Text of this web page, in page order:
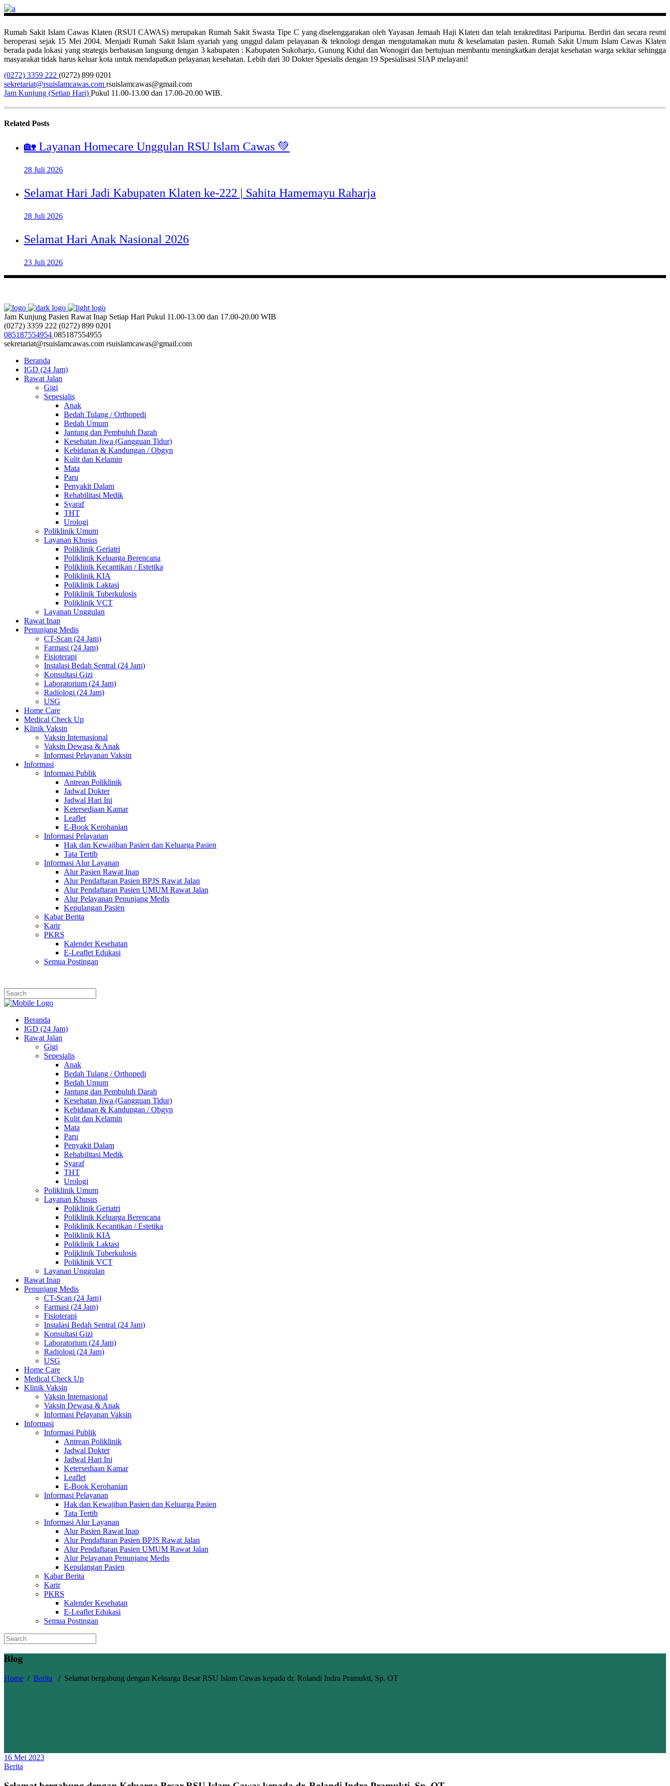
Rumah Sakit Islam Cawas Klaten (RSUI CAWAS) merupakan Rumah Sakit Swasta Tipe C yang diselenggarakan oleh Yayasan Jemaah Haji Klaten dan telah terakreditasi Paripurna. Berdiri dan secara resmi
beroperasi sejak 15 Mei 2004. Menjadi Rumah Sakit Islam syariah yang unggul dalam pelayanan & teknologi dengan mengutamakan mutu & keselamatan pasien. Rumah Sakit Umum Islam Cawas Klaten
berada pada lokasi yang strategis berbatasan langsung dengan 3 kabupaten : Kabupaten Sukoharjo, Gunung Kidul dan Wonogiri dan bertujuan membantu meningkatkan derajat kesehatan warga sekitar sehingga
masyarakat tidak harus keluar kota untuk mendapatkan pelayanan kesehatan. Lebih dari 30 Dokter Spesialis dengan 19 Spesialisasi SIAP melayani!
(0272) 3359 222 (0272) 899 0201
sekretariat@rsuislamcawas.com rsuislamcawas@gmail.com
Jam Kunjung (Setiap Hari) Pukul 11.00-13.00 dan 17.00-20.00 WIB.
Related Posts
🏡 Layanan Homecare Unggulan RSU Islam Cawas 💚
28 Juli 2026
Selamat Hari Jadi Kabupaten Klaten ke-222 | Sahita Hamemayu Raharja
28 Juli 2026
Selamat Hari Anak Nasional 2026
23 Juli 2026
Jam Kunjung Pasien Rawat Inap Setiap Hari Pukul 11.00-13.00 dan 17.00-20.00 WIB
(0272) 3359 222 (0272) 899 0201
085187554954 085187554955
sekretariat@rsuislamcawas.com rsuislamcawas@gmail.com
Beranda
IGD (24 Jam)
Rawat Jalan
Gigi
Sepesialis
Anak
Bedah Tulang / Orthopedi
Bedah Umum
Jantung dan Pembuluh Darah
Kesehatan Jiwa (Gangguan Tidur)
Kebidanan & Kandungan / Obgyn
Kulit dan Kelamin
Mata
Paru
Penyakit Dalam
Rehabilitasi Medik
Syaraf
THT
Urologi
Poliklinik Umum
Layanan Khusus
Poliklinik Geriatri
Poliklinik Keluarga Berencana
Poliklinik Kecantikan / Estetika
Poliklinik KIA
Poliklinik Laktasi
Poliklinik Tuberkulosis
Poliklinik VCT
Layanan Unggulan
Rawat Inap
Penunjang Medis
CT-Scan (24 Jam)
Farmasi (24 Jam)
Fisioterapi
Instalasi Bedah Sentral (24 Jam)
Konsultasi Gizi
Laboratorium (24 Jam)
Radiologi (24 Jam)
USG
Home Care
Medical Check Up
Klinik Vaksin
Vaksin Internasional
Vaksin Dewasa & Anak
Informasi Pelayanan Vaksin
Informasi
Informasi Publik
Antrean Poliklinik
Jadwal Dokter
Jadwal Hari Ini
Ketersediaan Kamar
Leaflet
E-Book Kerohanian
Informasi Pelayanan
Hak dan Kewajiban Pasien dan Keluarga Pasien
Tata Tertib
Informasi Alur Layanan
Alur Pasien Rawat Inap
Alur Pendaftaran Pasien BPJS Rawat Jalan
Alur Pendaftaran Pasien UMUM Rawat Jalan
Alur Pelayanan Penunjang Medis
Kepulangan Pasien
Kabar Berita
Karir
PKRS
Kalender Kesehatan
E-Leaflet Edukasi
Semua Postingan
Beranda
IGD (24 Jam)
Rawat Jalan
Gigi
Sepesialis
Anak
Bedah Tulang / Orthopedi
Bedah Umum
Jantung dan Pembuluh Darah
Kesehatan Jiwa (Gangguan Tidur)
Kebidanan & Kandungan / Obgyn
Kulit dan Kelamin
Mata
Paru
Penyakit Dalam
Rehabilitasi Medik
Syaraf
THT
Urologi
Poliklinik Umum
Layanan Khusus
Poliklinik Geriatri
Poliklinik Keluarga Berencana
Poliklinik Kecantikan / Estetika
Poliklinik KIA
Poliklinik Laktasi
Poliklinik Tuberkulosis
Poliklinik VCT
Layanan Unggulan
Rawat Inap
Penunjang Medis
CT-Scan (24 Jam)
Farmasi (24 Jam)
Fisioterapi
Instalasi Bedah Sentral (24 Jam)
Konsultasi Gizi
Laboratorium (24 Jam)
Radiologi (24 Jam)
USG
Home Care
Medical Check Up
Klinik Vaksin
Vaksin Internasional
Vaksin Dewasa & Anak
Informasi Pelayanan Vaksin
Informasi
Informasi Publik
Antrean Poliklinik
Jadwal Dokter
Jadwal Hari Ini
Ketersediaan Kamar
Leaflet
E-Book Kerohanian
Informasi Pelayanan
Hak dan Kewajiban Pasien dan Keluarga Pasien
Tata Tertib
Informasi Alur Layanan
Alur Pasien Rawat Inap
Alur Pendaftaran Pasien BPJS Rawat Jalan
Alur Pendaftaran Pasien UMUM Rawat Jalan
Alur Pelayanan Penunjang Medis
Kepulangan Pasien
Kabar Berita
Karir
PKRS
Kalender Kesehatan
E-Leaflet Edukasi
Semua Postingan
Blog
Home / Berita / Selamat bergabung dengan Keluarga Besar RSU Islam Cawas kepada dr. Rolandi Indra Pramukti, Sp. OT
16 Mei 2023
Berita